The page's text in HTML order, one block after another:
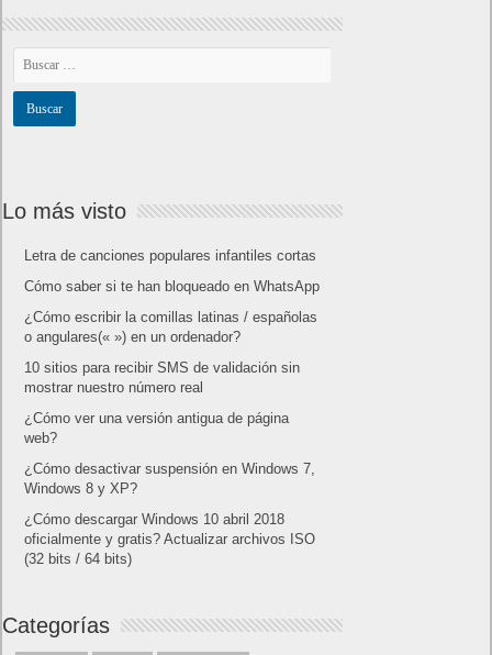
Lo más visto
Letra de canciones populares infantiles cortas
Cómo saber si te han bloqueado en WhatsApp
¿Cómo escribir la comillas latinas / españolas
o angulares(« ») en un ordenador?
10 sitios para recibir SMS de validación sin
mostrar nuestro número real
¿Cómo ver una versión antigua de página
web?
¿Cómo desactivar suspensión en Windows 7,
Windows 8 y XP?
¿Cómo descargar Windows 10 abril 2018
oficialmente y gratis? Actualizar archivos ISO
(32 bits / 64 bits)
Categorías